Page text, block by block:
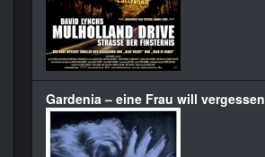
Gardenia – eine Frau will vergessen